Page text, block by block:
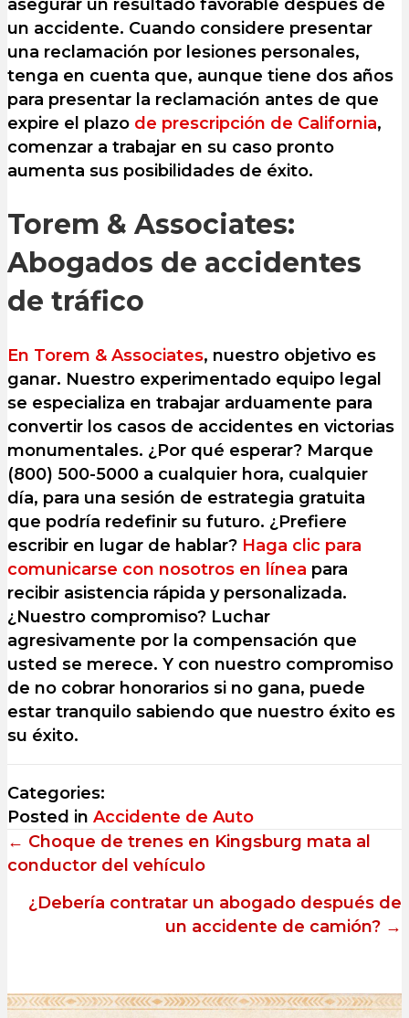
asegurar un resultado favorable después de
un accidente. Cuando considere presentar
una reclamación por lesiones personales,
tenga en cuenta que, aunque tiene dos años
para presentar la reclamación antes de que
expire el plazo de prescripción de California,
comenzar a trabajar en su caso pronto
aumenta sus posibilidades de éxito.
Torem & Associates:
Abogados de accidentes
de tráfico
En Torem & Associates, nuestro objetivo es
ganar. Nuestro experimentado equipo legal
se especializa en trabajar arduamente para
convertir los casos de accidentes en victorias
monumentales. ¿Por qué esperar? Marque
(800) 500-5000 a cualquier hora, cualquier
día, para una sesión de estrategia gratuita
que podría redefinir su futuro. ¿Prefiere
escribir en lugar de hablar? Haga clic para
comunicarse con nosotros en línea para
recibir asistencia rápida y personalizada.
¿Nuestro compromiso? Luchar
agresivamente por la compensación que
usted se merece. Y con nuestro compromiso
de no cobrar honorarios si no gana, puede
estar tranquilo sabiendo que nuestro éxito es
su éxito.
Categories:
Posted in Accidente de Auto
Posts
← Choque de trenes en Kingsburg mata al
conductor del vehículo
¿Debería contratar un abogado después de
un accidente de camión? →